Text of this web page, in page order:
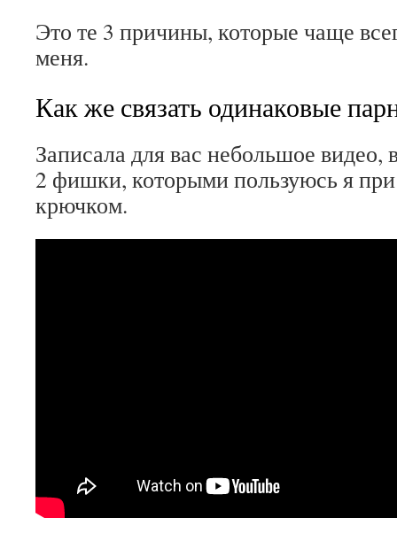
Это те 3 причины, которые чаще
меня.
Как же связать одинаковые
Записала для вас небольшое видео,
2 фишки, которыми пользуюсь я
крючком.